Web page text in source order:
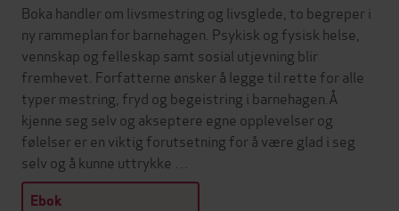
Boka handler om livsmestring og livsglede, to begreper i
ny rammeplan for barnehagen. Psykisk og fysisk helse,
vennskap og felleskap samt sosial utjevning blir
fremhevet. Forfatterne ønsker å legge til rette for alle
typer mestring, fryd og begeistring i barnehagen.Å
kjenne seg selv og akseptere egne opplevelser og
følelser er en viktig forutsetning for å være glad i seg
selv og å kunne uttrykke …
Ebok